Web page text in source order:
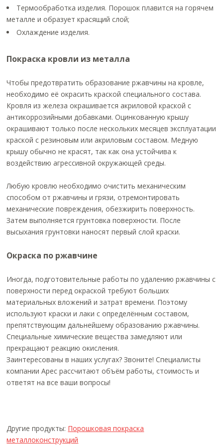
Термообработка изделия. Порошок плавится на горячем
металле и образует красящий слой;
Охлаждение изделия.
Покраска кровли из металла
Чтобы предотвратить образование ржавчины на кровле,
необходимо её окрасить краской специального состава.
Кровля из железа окрашивается акриловой краской с
антикоррозийными добавками. Оцинкованную крышу
окрашивают только после нескольких месяцев эксплуатации
краской с резиновым или акриловым составом. Медную
крышу обычно не красят, так как она устойчива к
воздействию агрессивной окружающей среды.
Любую кровлю необходимо очистить механическим
способом от ржавчины и грязи, отремонтировать
механические повреждения, обезжирить поверхность.
Затем выполняется грунтовка поверхности. После
высыхания грунтовки наносят первый слой краски.
Окраска по ржавчине
Иногда, подготовительные работы по удалению ржавчины с
поверхности перед окраской требуют больших
материальных вложений и затрат времени. Поэтому
используют краски и лаки с определённым составом,
препятствующим дальнейшему образованию ржавчины.
Специальные химические вещества замедляют или
прекращают реакцию окисления.
Заинтересованы в наших услугах? Звоните! Специалисты
компании Арес рассчитают объём работы, стоимость и
ответят на все ваши вопросы!
Другие продукты: Порошковая покраска
металлоконструкций